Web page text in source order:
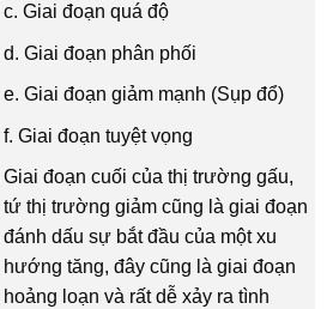
c. Giai đoạn quá độ
d. Giai đoạn phân phối
e. Giai đoạn giảm mạnh (Sụp đổ)
f. Giai đoạn tuyệt vọng
Giai đoạn cuối của thị trường gấu,
tứ thị trường giảm cũng là giai đoạn
đánh dấu sự bắt đầu của một xu
hướng tăng, đây cũng là giai đoạn
hoảng loạn và rất dễ xảy ra tình